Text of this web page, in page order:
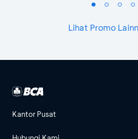
Lihat Promo
Kantor Pusat